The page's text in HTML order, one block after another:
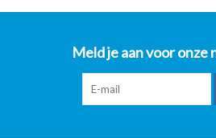
Meld je aan voor onze